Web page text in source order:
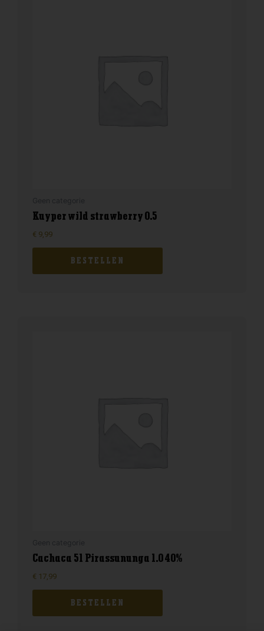
Kuyper wild strawberry 0.5
€ 9,99
BESTELLEN
Cachaca 51 Pirassununga 1.0 40%
€ 17,99
BESTELLEN